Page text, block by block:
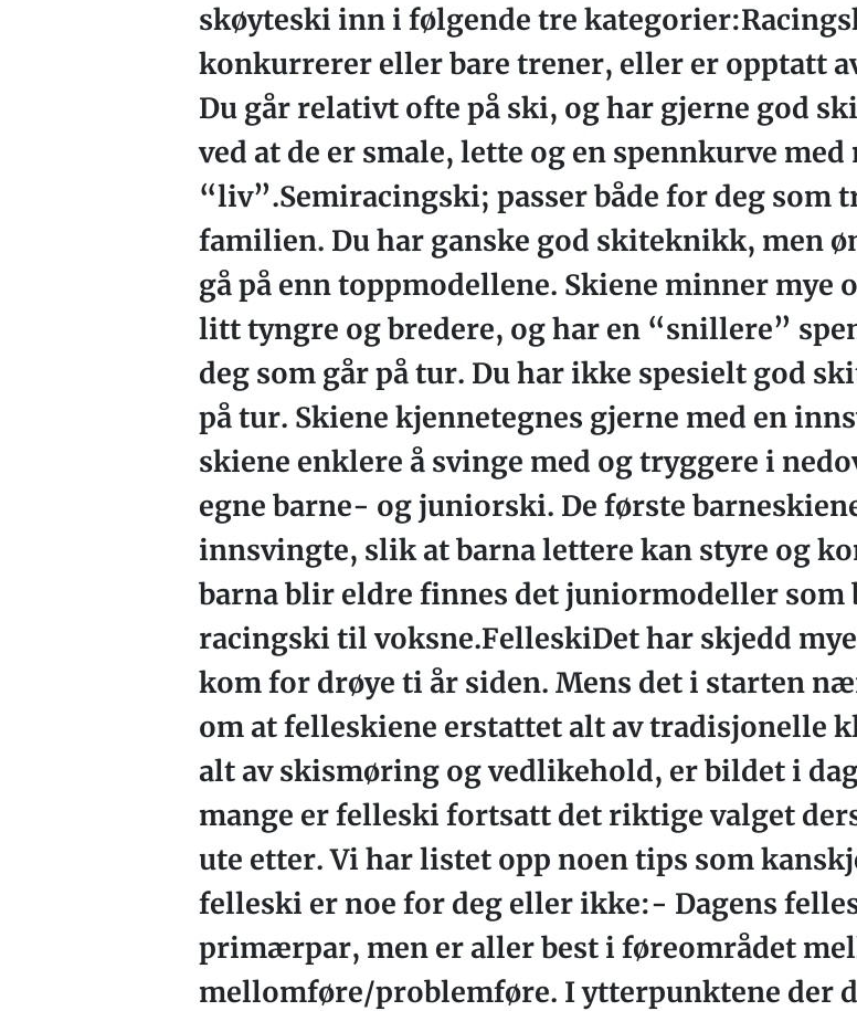
skøyteski inn i følgende tre
konkurrerer eller bare trener, eller er opptatt
Du går relativt ofte på ski, og har gjerne god
ved at de er smale, lette og en spennkurve med
“liv”.Semiracingski; passer både for deg som
familien. Du har ganske god skiteknikk, men
gå på enn toppmodellene. Skiene minner mye
litt tyngre og bredere, og har en “snillere”
deg som går på tur. Du har ikke spesielt god
på tur. Skiene kjennetegnes gjerne med en
skiene enklere å svinge med og tryggere i
egne barne- og juniorski. De første
innsvingte, slik at barna lettere kan styre og
barna blir eldre finnes det juniormodeller som
racingski til voksne.FelleskiDet har skjedd
kom for drøye ti år siden. Mens det i starten
om at felleskiene erstattet alt av tradisjonelle
alt av skismøring og vedlikehold, er bildet i
mange er felleski fortsatt det riktige valget
ute etter. Vi har listet opp noen tips som
felleski er noe for deg eller ikke:- Dagens
primærpar, men er aller best i føreområdet
mellomføre/problemføre. I ytterpunktene der